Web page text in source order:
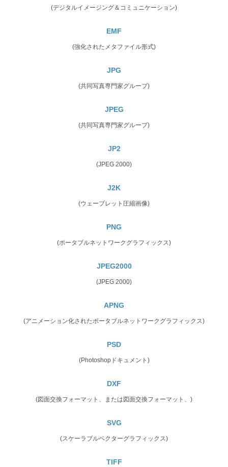
(デジタルイメージング＆コミュニケーション)
EMF
(強化されたメタファイル形式)
JPG
(共同写真専門家グループ)
JPEG
(共同写真専門家グループ)
JP2
(JPEG 2000)
J2K
(ウェーブレット圧縮画像)
PNG
(ポータブルネットワークグラフィックス)
JPEG2000
(JPEG 2000)
APNG
(アニメーション化されたポータブルネットワークグラフィックス)
PSD
(Photoshopドキュメント)
DXF
(図面交換フォーマット、または図面交換フォーマット、)
SVG
(スケーラブルベクターグラフィックス)
TIFF